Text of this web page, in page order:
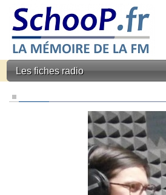
Les fiches radio